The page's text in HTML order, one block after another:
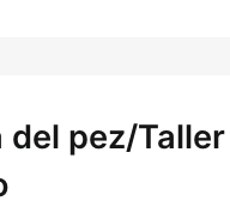
del pez/Taller